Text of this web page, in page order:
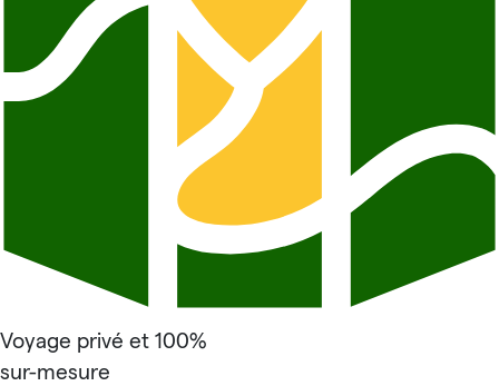
Voyage privé et 100%
sur-mesure